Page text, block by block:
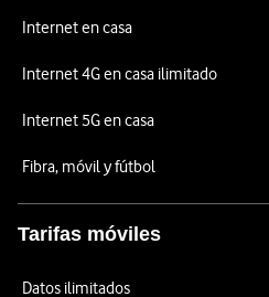
Internet en casa
Internet 4G en casa ilimitado
Internet 5G en casa
Fibra, móvil y fútbol
Tarifas móviles
Datos ilimitados